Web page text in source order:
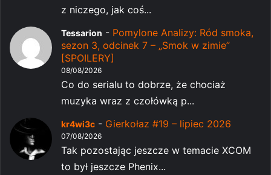
z niczego, jak coś...
Tessarion - Pomylone Analizy: Ród smoka,
sezon 3, odcinek 7 – „Smok w zimie”
[SPOILERY]
08/08/2026
Co do serialu to dobrze, że chociaż
muzyka wraz z czołówką p...
kr4wi3c - Gierkołaz #19 – lipiec 2026
07/08/2026
Tak pozostając jeszcze w temacie XCOM
to był jeszcze Phenix...